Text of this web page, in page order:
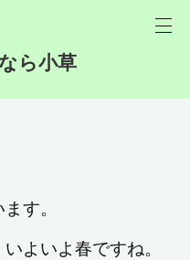
ら小草
す。
よいよ春ですね。